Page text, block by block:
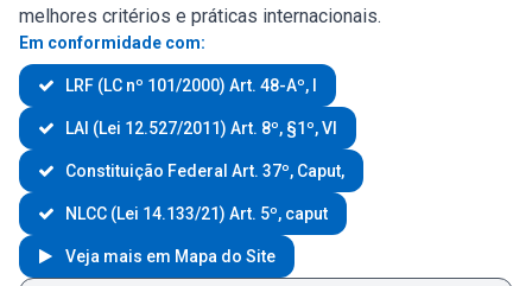
melhores critérios e práticas internacionais.
Em conformidade com:
LRF (LC nº 101/2000) Art. 48-Aº, I
LAI (Lei 12.527/2011) Art. 8º, §1º, VI
Constituição Federal Art. 37º, Caput,
NLCC (Lei 14.133/21) Art. 5º, caput
Veja mais em Mapa do Site